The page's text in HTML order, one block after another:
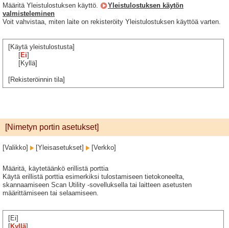
Määritä Yleistulostuksen käyttö.
Yleistulostuksen käytön
valmisteleminen
Voit vahvistaa, miten laite on rekisteröity Yleistulostuksen käyttöä varten.
[Käytä yleistulostusta]
[Ei]
[Kyllä]
[Rekisteröinnin tila]
[Nimetyn portin asetukset]
[Valikko] [Yleisasetukset] [Verkko]
Määritä, käytetäänkö erillistä porttia
Käytä erillistä porttia esimerkiksi tulostamiseen tietokoneelta,
skannaamiseen Scan Utility -sovelluksella tai laitteen asetusten
määrittämiseen tai selaamiseen.
[Ei]
[Kyllä]